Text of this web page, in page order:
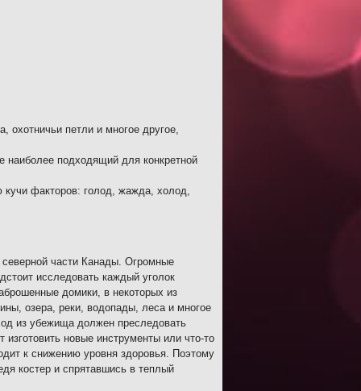
петли и многое другое,
наиболее подходящий для конкретной
кучи факторов: голод, жажда, холод,
северной части Канады. Огромные
исследовать каждый уголок
домики, в некоторых из
озера, реки, водопады, леса и многое
из убежища должен преследовать
новые инструменты или что-то
к снижению уровня здоровья. Поэтому
костер и спрятавшись в теплый